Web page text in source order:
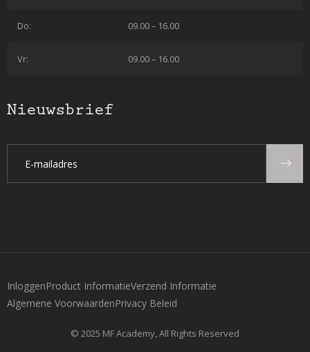
Do: 09.00 – 16.00
Vr: 09.00 – 16.00
Nieuwsbrief
InloggenProduct InformatieVerzend Informatie
Algemene VoorwaardenPrivacy Beleid
© 2025 MF Academy, All Rights Reserved